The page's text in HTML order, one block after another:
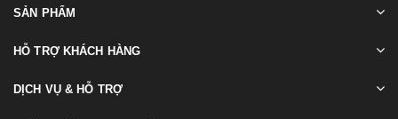
SẢN PHẨM
HỖ TRỢ KHÁCH HÀNG
DỊCH VỤ & HỖ TRỢ